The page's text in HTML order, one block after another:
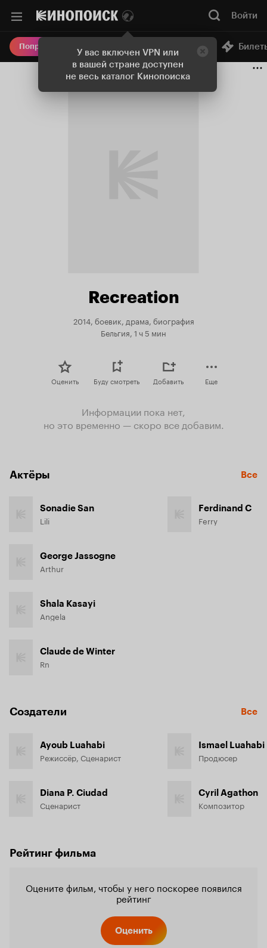
У вас включен VPN или
в вашей стране доступен
не весь каталог Кинопоиска
Войти
Попробовать Плюс Онлайн-кинотеатр
Recreation
2014, боевик, драма, биография
Бельгия, 1 ч 5 мин
Оценить Буду смотреть Добавить Еще
Информации пока нет,
но это временно — скоро все добавим.
Актёры Все
Sonadie San
Lili
George Jassogne
Arthur
Shala Kasayi
Angela
Claude de Winter
Rn
Ferdinand C
Ferry
Создатели Все
Ayoub Luahabi
Режиссёр, Сценарист
Diana P. Ciudad
Сценарист
Ismael Luahabi
Продюсер
Cyril Agathon
Композитор
Рейтинг фильма
Оцените фильм, чтобы у него поскорее появился
рейтинг
Оценить